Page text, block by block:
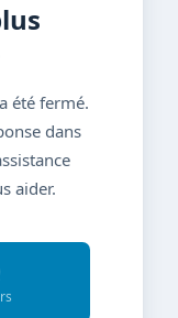
été fermé.
dans
aider.